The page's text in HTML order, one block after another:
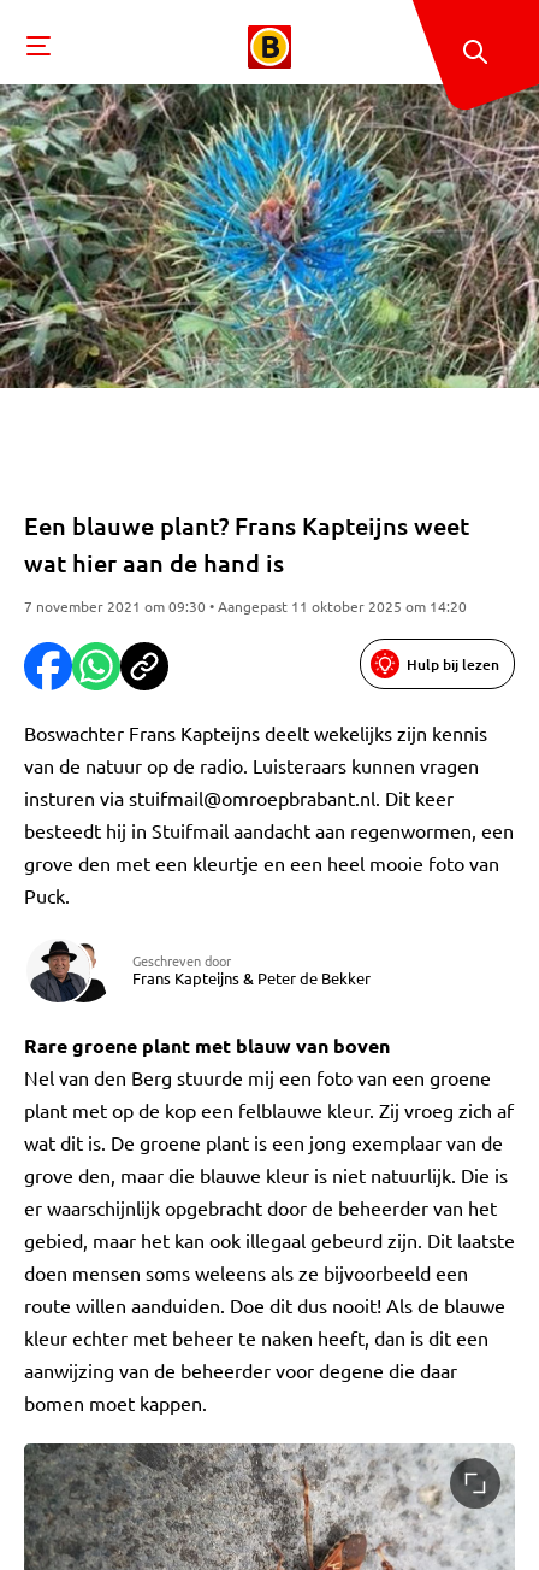
Een blauwe plant? Frans Kapteijns weet
wat hier aan de hand is
7 november 2021 om 09:30 • Aangepast 11 oktober 2025 om 14:20
Hulp bij lezen
Boswachter Frans Kapteijns deelt wekelijks zijn kennis
van de natuur op de radio. Luisteraars kunnen vragen
insturen via stuifmail@omroepbrabant.nl. Dit keer
besteedt hij in Stuifmail aandacht aan regenwormen, een
grove den met een kleurtje en een heel mooie foto van
Puck.
Geschreven door
Frans Kapteijns& Peter de Bekker
Rare groene plant met blauw van boven
Nel van den Berg stuurde mij een foto van een groene
plant met op de kop een felblauwe kleur. Zij vroeg zich af
wat dit is. De groene plant is een jong exemplaar van de
grove den, maar die blauwe kleur is niet natuurlijk. Die is
er waarschijnlijk opgebracht door de beheerder van het
gebied, maar het kan ook illegaal gebeurd zijn. Dit laatste
doen mensen soms weleens als ze bijvoorbeeld een
route willen aanduiden. Doe dit dus nooit! Als de blauwe
kleur echter met beheer te naken heeft, dan is dit een
aanwijzing van de beheerder voor degene die daar
bomen moet kappen.